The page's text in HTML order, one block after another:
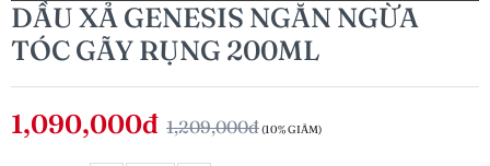
DẦU XẢ GENESIS NGĂN NGỪA
TÓC GÃY RỤNG 200ML
1,090,000đ 1,209,000đ(10% GIẢM)